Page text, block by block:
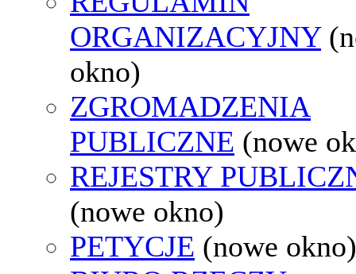
ORGANIZACYJNY
okno)
ZGROMADZENIA
PUBLICZNE (nowe
REJESTRY
(nowe okno)
PETYCJE (nowe okno)